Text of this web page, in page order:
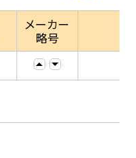
メーカー
略号